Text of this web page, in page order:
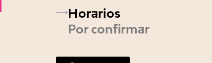
Horarios
Por confirmar